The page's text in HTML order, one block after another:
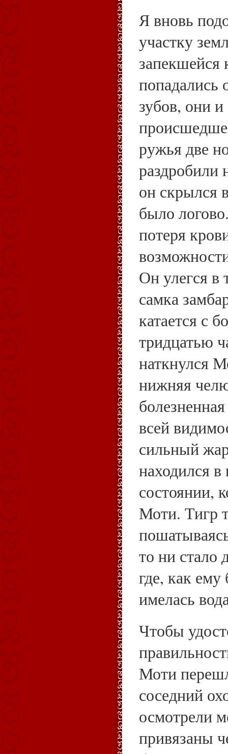
Я вновь
участку
запекшейся
попадались
зубов, они
ружья две
он скрылся
было
потеря
Он улегся в
самка
катается с
тридцатью
наткнулся
нижняя
всей
сильный
находился в
состоянии,
Моти. Тигр
то ни стало
где, как
имелась
Чтобы
Моти
соседний
осмотрели
привязаны